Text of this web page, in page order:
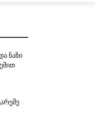
ნაზი